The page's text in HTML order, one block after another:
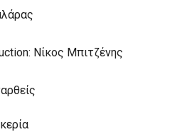
Νίκος Μπιτζένης